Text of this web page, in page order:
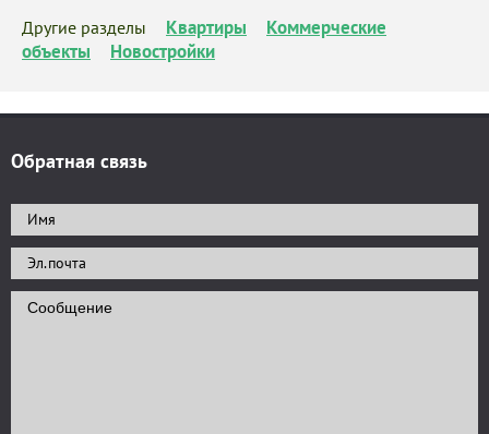
Другие разделы Квартиры
Коммерческие
объекты
Новостройки
Обратная связь